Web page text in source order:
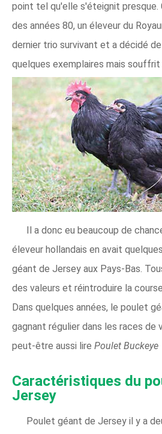
point tel qu'elle s'éteignit presque.
des années 80, un éleveur du
dernier trio survivant et a décidé
quelques exemplaires mais
Il a donc eu beaucoup de
éleveur hollandais en avait
géant de Jersey aux Pays-Bas.
des valeurs et réintroduire la
Dans quelques années, le poulet
gagnant régulier dans les races de
peut-être aussi lire Poulet Buckeye
Caractéristiques du
Jersey
Poulet géant de Jersey il y a